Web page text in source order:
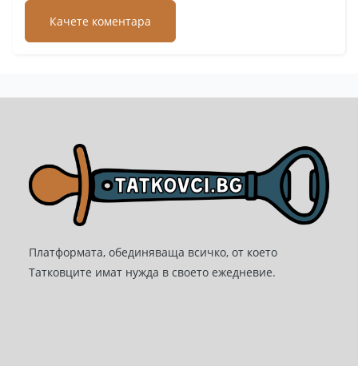
Платформата, обединяваща всичко, от което
Татковците имат нужда в своето ежедневие.